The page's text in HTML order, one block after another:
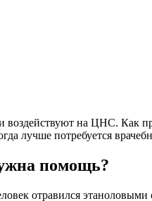
на ЦНС. Как
лучше потребуется
помощь?
отравился